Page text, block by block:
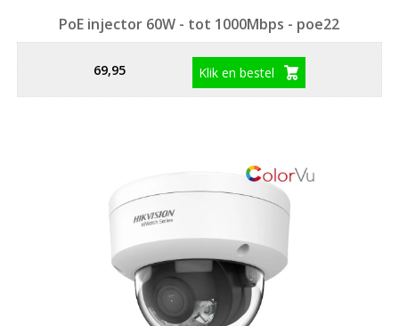
PoE injector 60W - tot 1000Mbps - poe22
69,95 Klik en bestel